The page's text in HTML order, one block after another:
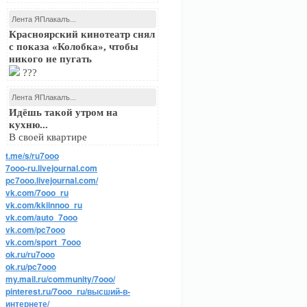
Лента ЯПлакалъ...
Красноярский кинотеатр снял
с показа «Колобка», чтобы
никого не пугать
???
Лента ЯПлакалъ...
Идёшь такой утром на
кухню...
В своей квартире
t.me/s/ru7ooo
7ooo-ru.livejournal.com
pc7ooo.livejournal.com/
vk.com/7ooo_ru
vk.com/kkiinnoo_ru
vk.com/auto_7ooo
vk.com/pc7ooo
vk.com/sport_7ooo
ok.ru/ru7ooo
ok.ru/pc7ooo
my.mail.ru/community/7ooo/
pinterest.ru/7ooo_ru/высший-в-
интернете/